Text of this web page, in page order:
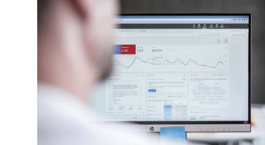
La tua nuova web
per visibilità,
vendite!
agenzia di comunicazione a